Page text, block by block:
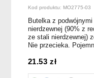
Kod produktu: MO2775-03
Butelka z
nierdzewnej (90% z
ze stali nierdzewnej)
Nie przecieka.
21.53zł